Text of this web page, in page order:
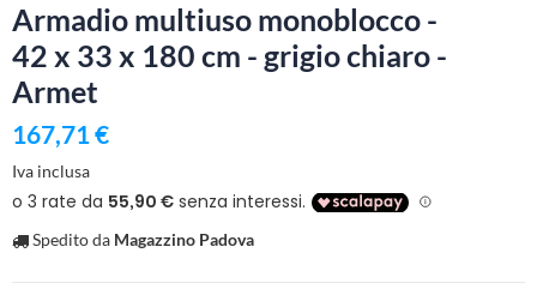
Armadio multiuso monoblocco -
42 x 33 x 180 cm - grigio chiaro -
Armet
167,71 €
Iva inclusa
Spedito da Magazzino Padova